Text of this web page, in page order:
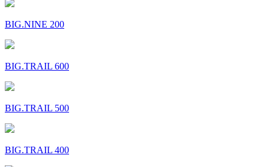
BIG.NINE 200
BIG.TRAIL 600
BIG.TRAIL 500
BIG.TRAIL 400